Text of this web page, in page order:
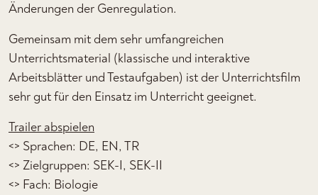
Änderungen der Genregulation.
Gemeinsam mit dem sehr umfangreichen
Unterrichtsmaterial (klassische und interaktive
Arbeitsblätter und Testaufgaben) ist der Unterrichtsfilm
sehr gut für den Einsatz im Unterricht geeignet.
Trailer abspielen
<> Sprachen: DE, EN, TR
<> Zielgruppen: SEK-I, SEK-II
<> Fach: Biologie